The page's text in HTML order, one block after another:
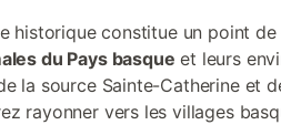
historique constitue un point
du Pays basque et leurs
la source Sainte-Catherine et
rayonner vers les villages